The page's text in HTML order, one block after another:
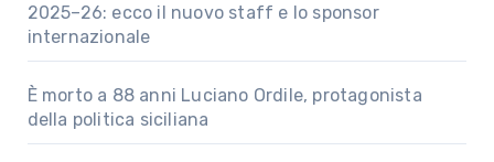
2025–26: ecco il nuovo staff e lo sponsor
internazionale
È morto a 88 anni Luciano Ordile, protagonista
della politica siciliana